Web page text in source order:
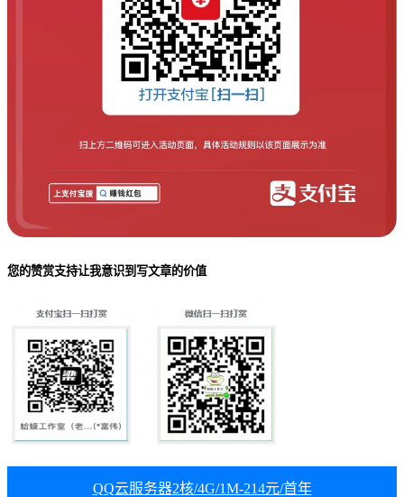
您的赞赏支持让我意识到写文章的价值
QQ云服务器2核/4G/1M-214元/首年